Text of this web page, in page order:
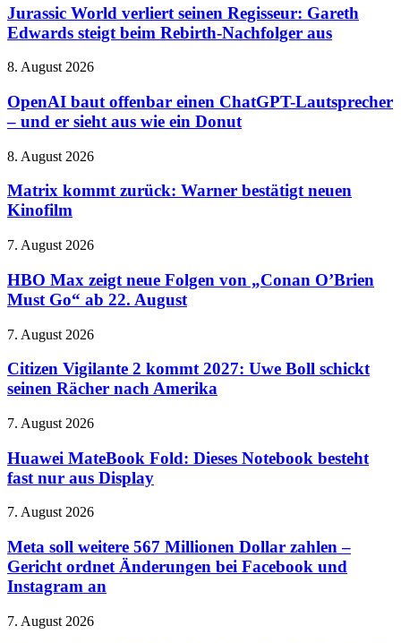
verliert
seinen
Regisseur:
Edwards
beim
Rebirth-
aus
Jurassic World verliert seinen Regisseur: Gareth
Edwards steigt beim Rebirth-Nachfolger aus
OpenAI
offenbar
einen
ChatGPT-
–
er
sieht
wie
Donut
8. August 2026
OpenAI baut offenbar einen ChatGPT-Lautsprecher
– und er sieht aus wie ein Donut
Matrix
zurück:
Warner
bestätigt
Kinofilm
8. August 2026
Matrix kommt zurück: Warner bestätigt neuen
Kinofilm
HBO
zeigt
neue
Folgen
„Conan
Must
Go“
22.
7. August 2026
HBO Max zeigt neue Folgen von „Conan O’Brien
Must Go“ ab 22. August
Citizen
2
kommt
2027:
Boll
seinen
Rächer
Amerika
7. August 2026
Citizen Vigilante 2 kommt 2027: Uwe Boll schickt
seinen Rächer nach Amerika
Huawei
Fold:
Dieses
Notebook
fast
aus
Display
7. August 2026
Huawei MateBook Fold: Dieses Notebook besteht
fast nur aus Display
Meta
weitere
567
Millionen
Dollar
–
7. August 2026
Meta soll weitere 567 Millionen Dollar zahlen –
Gericht ordnet Änderungen bei Facebook und
Instagram an
Frisch
7. August 2026